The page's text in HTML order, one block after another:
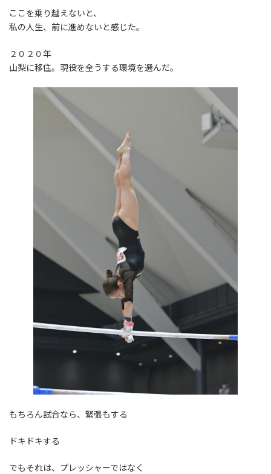
ここを乗り越えないと、
私の人生、前に進めないと感じた。
２０２０年
山梨に移住。現役を全うする環境を選んだ。
もちろん試合なら、緊張もする
ドキドキする
でもそれは、プレッシャーではなく